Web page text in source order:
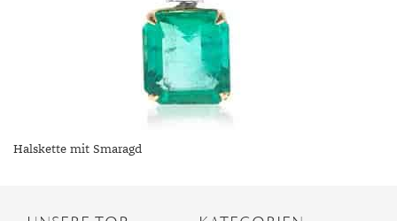
Halskette mit Smaragd